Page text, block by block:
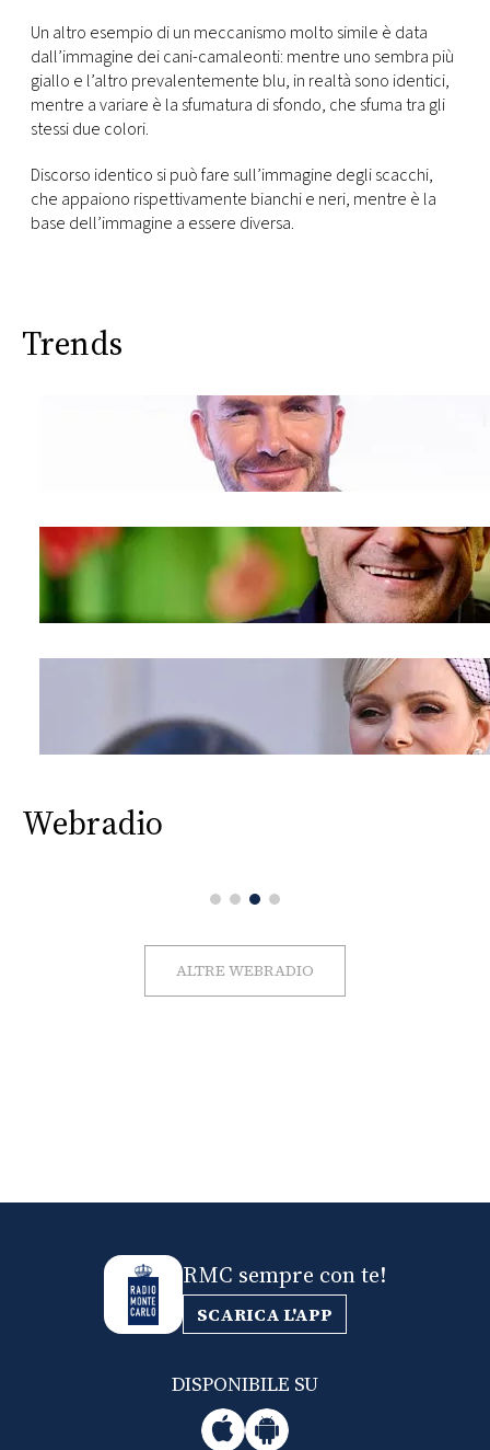
Un altro esempio di un meccanismo molto simile è data
dall’immagine dei cani-camaleonti: mentre uno sembra più
giallo e l’altro prevalentemente blu, in realtà sono identici,
mentre a variare è la sfumatura di sfondo, che sfuma tra gli
stessi due colori.
Discorso identico si può fare sull’immagine degli scacchi,
che appaiono rispettivamente bianchi e neri, mentre è la
base dell’immagine a essere diversa.
Trends
Webradio
ALTRE WEBRADIO
RMC sempre con te!
SCARICA L'APP
DISPONIBILE SU